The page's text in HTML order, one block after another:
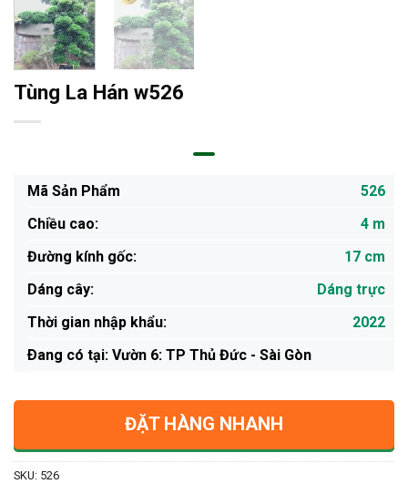
Tùng La Hán w526
Mã Sản Phẩm
526
Chiều cao:
4 m
Đường kính gốc:
17 cm
Dáng cây:
Dáng trực
Thời gian nhập khẩu:
2022
Ðang có tại: Vườn 6: TP Thủ Đức - Sài Gòn
ĐẶT HÀNG NHANH
SKU: 526